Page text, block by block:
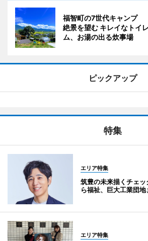
福智町の7世代キャンプ
絶景を望む キレイなトイ
ム、お湯の出る炊事場
ピックアップ
特集
エリア特集
筑豊の未来描くチェ
ら福祉、巨大工業団地
エリア特集